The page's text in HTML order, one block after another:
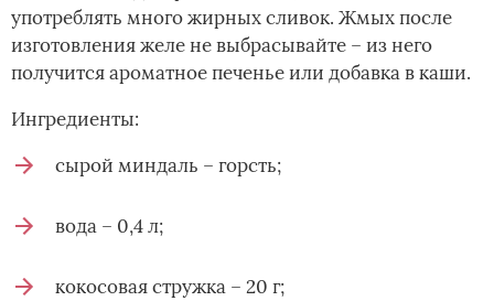
употреблять много жирных сливок. Жмых после
изготовления желе не выбрасывайте – из него
получится ароматное печенье или добавка в каши.
Ингредиенты:
сырой миндаль – горсть;
вода – 0,4 л;
кокосовая стружка – 20 г;